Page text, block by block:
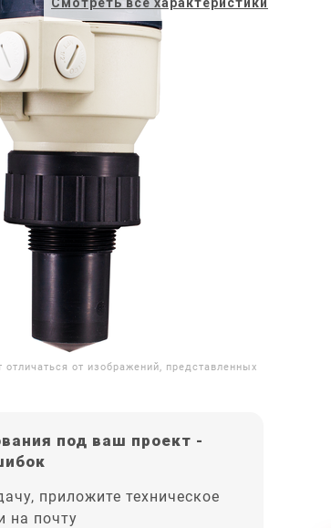
от изображений, представленных
под ваш проект -
приложите техническое
на почту